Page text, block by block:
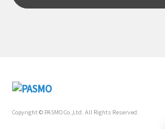
Copyright © PASMO Co.,Ltd. All Rights Reserved.